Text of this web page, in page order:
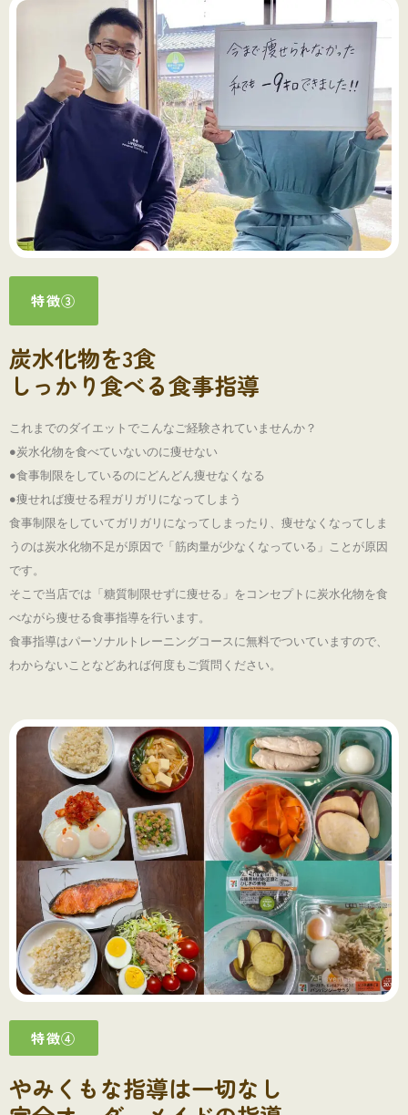
特徴③
炭水化物を3食
しっかり食べる食事指導
これまでのダイエットでこんなご経験されていませんか？
●炭水化物を食べていないのに痩せない
●食事制限をしているのにどんどん痩せなくなる
●痩せれば痩せる程ガリガリになってしまう
食事制限をしていてガリガリになってしまったり、痩せなくなってしま
うのは炭水化物不足が原因で「筋肉量が少なくなっている」ことが原因
です。
そこで当店では「糖質制限せずに痩せる」をコンセプトに炭水化物を食
べながら痩せる食事指導を行います。
食事指導はパーソナルトレーニングコースに無料でついていますので、
わからないことなどあれば何度もご質問ください。
特徴④
やみくもな指導は一切なし